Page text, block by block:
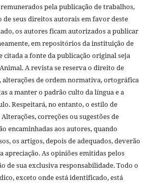
pela publicação de trabalhos,
de seus direitos autorais em favor deste
os autores ficam autorizados a publicar
em repositórios da instituição de
citada a fonte da publicação original seja
A revista se reserva o direito de
alterações de ordem normativa, ortográfica
a manter o padrão culto da língua e a
Respeitará, no entanto, o estilo de
correções ou sugestões de
encaminhadas aos autores, quando
os artigos, depois de adequados, deverão
apreciação. As opiniões emitidas pelos
de sua exclusiva responsabilidade. Todo o
exceto onde está identificado, está